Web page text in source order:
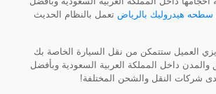
سطحه هيدروليك بالرياض تعمل بالنظام الحديث
العميل ستتمكن من نقل السيارة الخاصة بك
والمدن داخل المملكة العربية السعودية وبأفضل
شركات النقل والشحن المختلفة!